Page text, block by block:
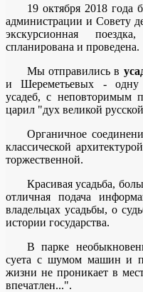
19 октября 2018 года
администрации и Совету
экскурсионная
спланирована и проведена.
Мы отправились в
и Шереметьевых - одну
усадеб, с неповторимым
царил "дух великой
Органичное
классической
торжественной.
Красивая усадьба,
отличная подача
владельцах усадьбы, о
истории государства.
В парке
суета с шумом машин и
жизни не проникает в
впечатлен...".